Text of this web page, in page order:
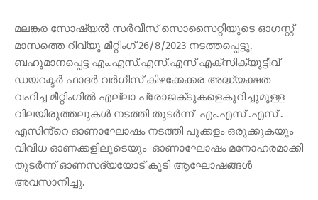
മലങ്കര സോഷ്യൽ സർവീസ് സൊസൈറ്റിയുടെ ഓഗസ്റ്റ്
മാസത്തെ റിവ്യൂ മീറ്റിംഗ് 26/8/2023 നടത്തപ്പെട്ടു.
ബഹുമാനപ്പെട്ട എം.എസ്.എസ്.എസ് എക്സിക്യൂട്ടീവ്
ഡയറക്ടർ ഫാദർ വർഗീസ് കിഴക്കേക്കര അദ്ധ്യക്ഷത
വഹിച്ച മീറ്റിംഗിൽ എല്ലാ പ്രോജക്‌ടുകളെകുറിച്ചുമുള്ള
വിലയിരുത്തലുകൾ നടത്തി തുടർന്ന് എം.എസ് .എസ് .
എസിൻ്റെ ഓണാഘോഷം നടത്തി പൂക്കളം ഒരുക്കുകയും
വിവിധ ഓണക്കളിലൂടെയും ഓണാഘോഷം മനോഹരമാക്കി
തുടർന്ന് ഓണസദ്യയോട് കൂടി ആഘോഷങ്ങൾ
അവസാനിച്ചു.